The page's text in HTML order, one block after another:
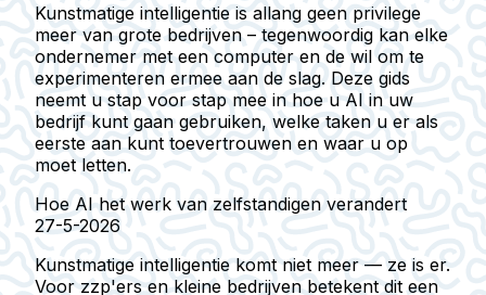
Kunstmatige intelligentie is allang geen privilege
meer van grote bedrijven – tegenwoordig kan elke
ondernemer met een computer en de wil om te
experimenteren ermee aan de slag. Deze gids
neemt u stap voor stap mee in hoe u AI in uw
bedrijf kunt gaan gebruiken, welke taken u er als
eerste aan kunt toevertrouwen en waar u op
moet letten.
Hoe AI het werk van zelfstandigen verandert
27-5-2026
Kunstmatige intelligentie komt niet meer — ze is er.
Voor zzp'ers en kleine bedrijven betekent dit een